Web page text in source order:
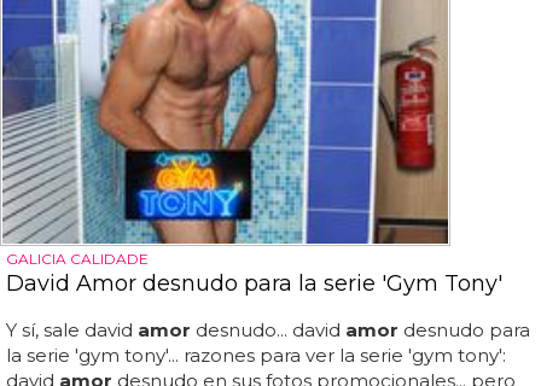
GALICIA CALIDADE
David Amor desnudo para la serie 'Gym Tony'
Y sí, sale david amor desnudo... david amor desnudo para
la serie 'gym tony'... razones para ver la serie 'gym tony':
david amor desnudo en sus fotos promocionales... pero